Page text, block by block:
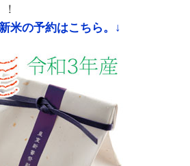
米の予約はこちら。↓